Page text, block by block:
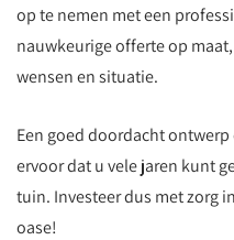
op te nemen met een
nauwkeurige offerte op
wensen en situatie.
Een goed doordacht
ervoor dat u vele jaren kunt
tuin. Investeer dus met zorg
oase!